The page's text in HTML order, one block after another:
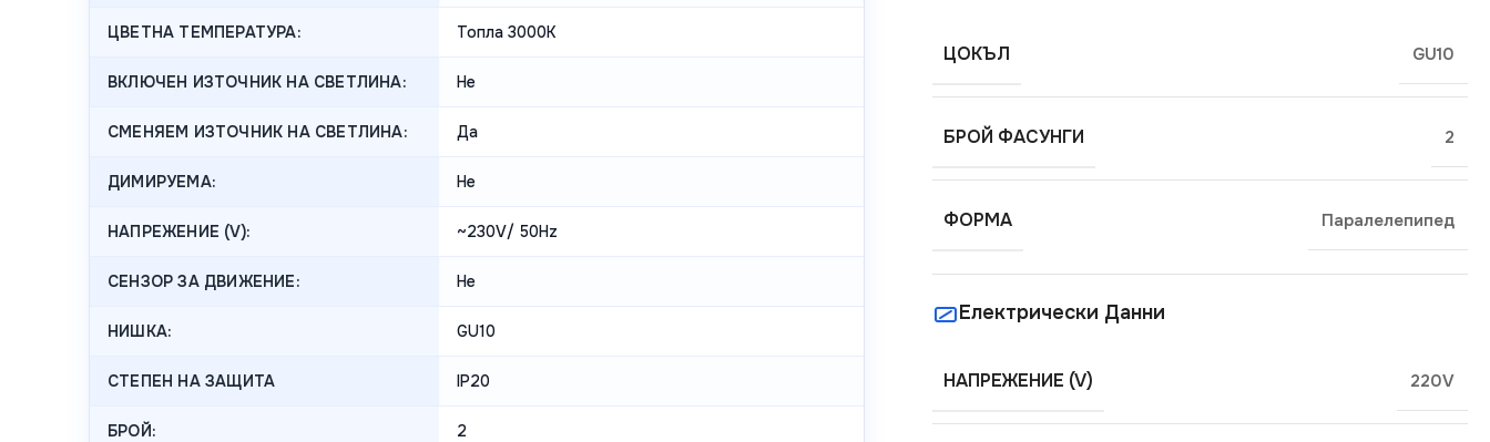
ЦВЕТНА ТЕМПЕРАТУРА: Топла 3000K
ВКЛЮЧЕН ИЗТОЧНИК НА СВЕТЛИНА: Не
СМЕНЯЕМ ИЗТОЧНИК НА СВЕТЛИНА: Да
ДИМИРУЕМА: Не
НАПРЕЖЕНИЕ (V): ~230V/ 50Hz
СЕНЗОР ЗА ДВИЖЕНИЕ: Не
НИШКА: GU10
СТЕПЕН НА ЗАЩИТА IP20
БРОЙ: 2
ЦОКЪЛ GU10
БРОЙ ФАСУНГИ 2
ФОРМА Паралелепипед
Електрически Данни
НАПРЕЖЕНИЕ (V) 220V